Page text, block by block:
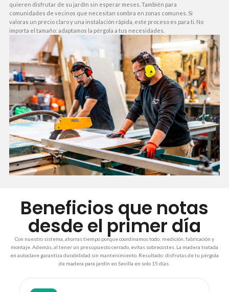
quieren disfrutar de su jardín sin esperar meses. También para
comunidades de vecinos que necesitan sombra en zonas comunes. Si
valoras un precio claro y una instalación rápida, este proceso es para ti. No
importa el tamaño: adaptamos la pérgola a tus necesidades.
Beneficios que notas
desde el primer día
Con nuestro sistema, ahorras tiempo porque coordinamos todo: medición, fabricación y
montaje. Además, al tener un presupuesto cerrado, evitas sobrecostes. La madera tratada
en autoclave garantiza durabilidad sin mantenimiento. Resultado: disfrutas de tu pérgola
de madera para jardín en Sevilla en solo 15 días.